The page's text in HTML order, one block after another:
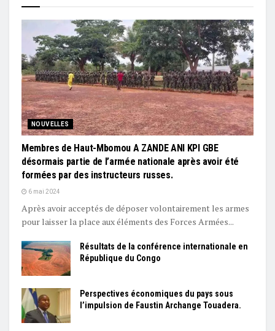
NOUVELLES
Membres de Haut-Mbomou A ZANDE ANI KPI GBE
désormais partie de l’armée nationale après avoir été
formées par des instructeurs russes.
6 mai 2024
Après avoir acceptés de déposer volontairement les armes
pour laisser la place aux éléments des Forces Armées...
Résultats de la conférence internationale en
République du Congo
Perspectives économiques du pays sous
l’impulsion de Faustin Archange Touadera.